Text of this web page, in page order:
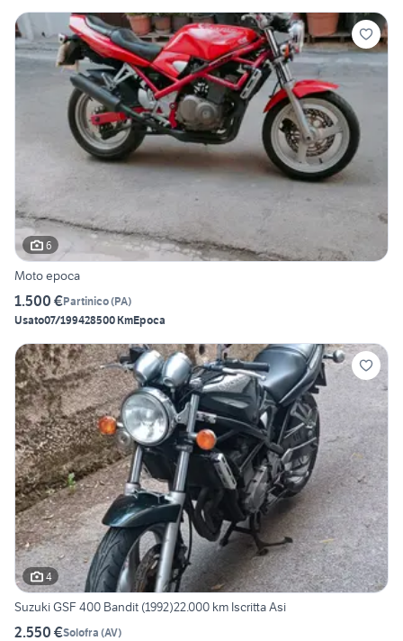
6
Moto epoca
1.500 €Partinico(PA)
Usato07/199428500 KmEpoca
4
Suzuki GSF 400 Bandit (1992)22.000 km Iscritta Asi
2.550 €Solofra (AV)